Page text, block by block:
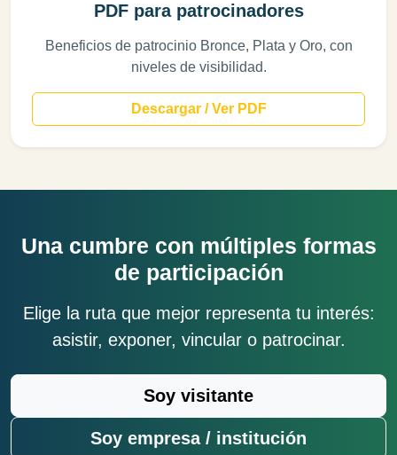
PDF para patrocinadores
Beneficios de patrocinio Bronce, Plata y Oro, con
niveles de visibilidad.
Descargar / Ver PDF
Una cumbre con múltiples formas
de participación
Elige la ruta que mejor representa tu interés:
asistir, exponer, vincular o patrocinar.
Soy visitante
Soy empresa / institución